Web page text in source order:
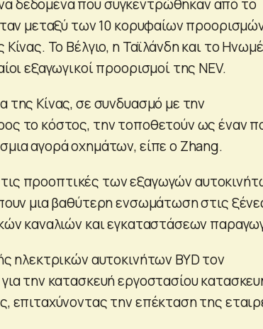
δεδομένα που συγκεντρώθηκαν από το
μεταξύ των 10 κορυφαίων
Το Βέλγιο, η Ταϊλάνδη και το
εξαγωγικοί προορισμοί της NEV.
της Κίνας, σε συνδυασμό με την
το κόστος, την τοποθετούν ως έναν
αγορά οχημάτων, είπε ο Zhang.
τις προοπτικές των εξαγωγών
μια βαθύτερη ενσωμάτωση στις
καναλιών και εγκαταστάσεων
ηλεκτρικών αυτοκινήτων BYD τον
την κατασκευή εργοστασίου
επιταχύνοντας την επέκταση της